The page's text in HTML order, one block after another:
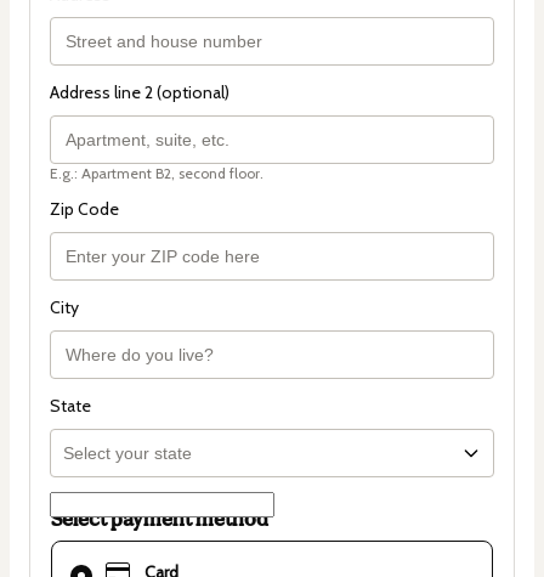
Address line 2 (optional)
E.g.: Apartment B2, second floor.
Zip Code
City
State
Select payment method
Card
Card